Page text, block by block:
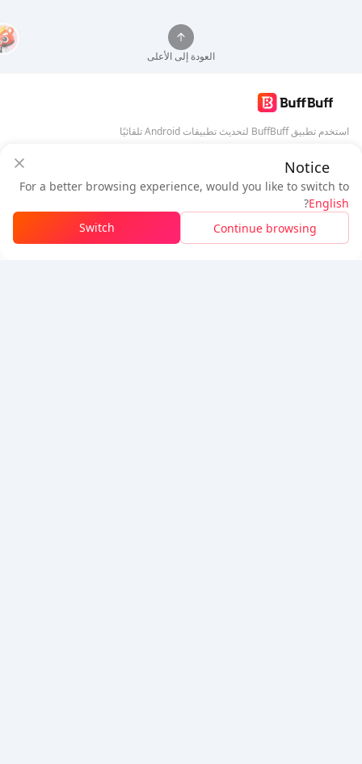
تفاصيل السعر
$1.03
سجل دخولللحصول على50 نقطة (0.50 دولار) +
1نقطة (0.01دولار)
شحن الرصيد
Notice
For a better browsing experience, would you like to switch to
English
?
Continue browsing
Switch
العودة إلى الأعلى
استخدم تطبيق BuffBuff لتحديث تطبيقات Android تلقائيًا
تابعنا
5% OFF
5% OFF